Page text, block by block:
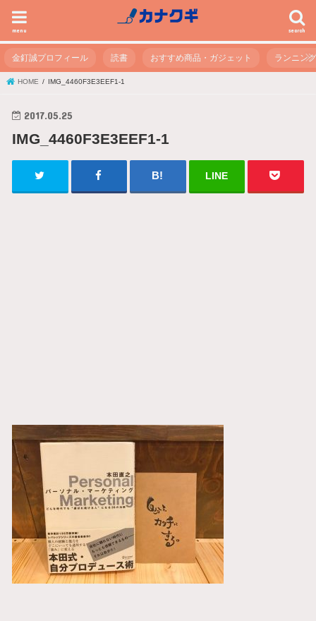
search
menu
金釘誠プロフィール 読書 おすすめ商品・ガジェット ランニング
HOME IMG_4460F3E3EEF1-1
2017.05.25
IMG_4460F3E3EEF1-1
LINE